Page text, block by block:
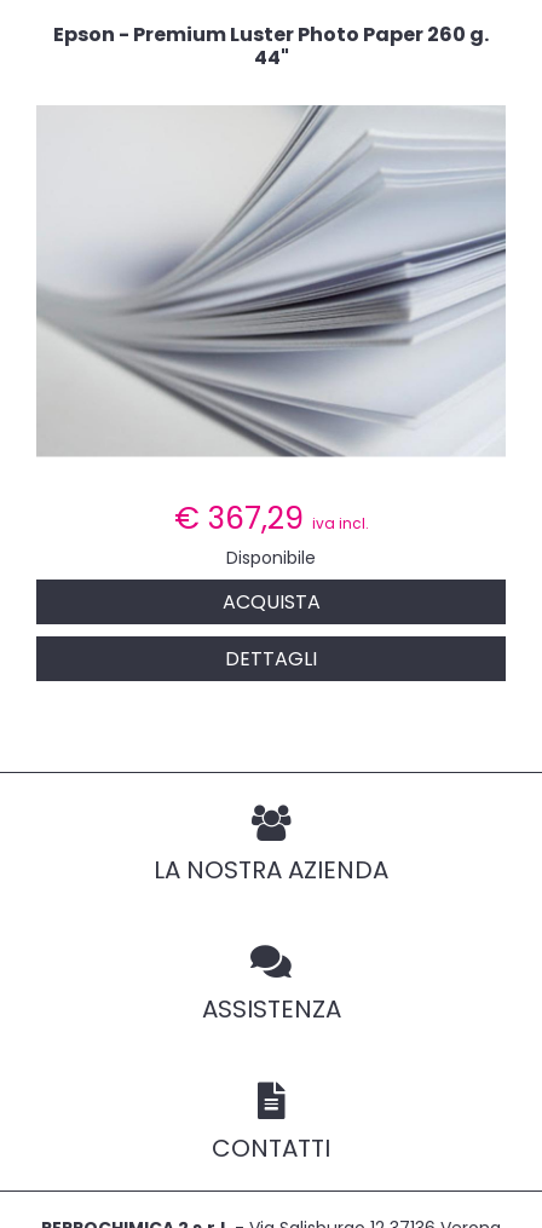
Epson - Premium Luster Photo Paper 260 g.
44"
€ 367,29 iva incl.
Disponibile
ACQUISTA
DETTAGLI
LA NOSTRA AZIENDA
ASSISTENZA
CONTATTI